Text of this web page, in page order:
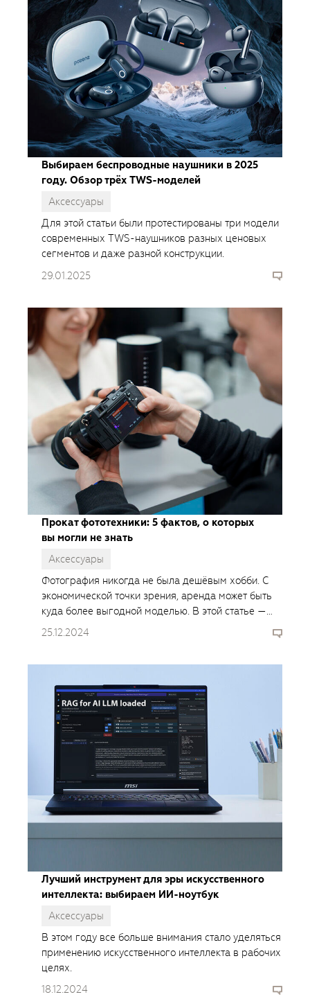
Выбираем беспроводные наушники в 2025
году. Обзор трёх TWS-моделей
Аксессуары
Для этой статьи были протестированы три модели
современных TWS-наушников разных ценовых
сегментов и даже разной конструкции.
29.01.2025
Прокат фототехники: 5 фактов, о которых
вы могли не знать
Аксессуары
Фотография никогда не была дешёвым хобби. С
экономической точки зрения, аренда может быть
куда более выгодной моделью. В этой статье —
про московский прокат фототехники от Pixel24.
25.12.2024
Лучший инструмент для эры искусственного
интеллекта: выбираем ИИ-ноутбук
Аксессуары
В этом году все больше внимания стало уделяться
применению искусственного интеллекта в рабочих
целях.
18.12.2024